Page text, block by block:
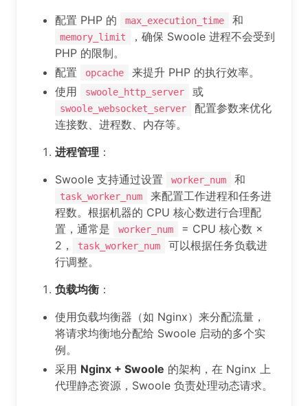
配置 PHP 的
max_execution_time 和
memory_limit
，确保 Swoole 进程不会受到
PHP 的限制。
配置
opcache
来提升 PHP 的执行效率。
使用
swoole_http_server 或
swoole_websocket_server
配置参数来优化
连接数、进程数、内存等。
进程管理 ：
Swoole 支持通过设置
worker_num 和
task_worker_num
来配置工作进程和任务进
程数。根据机器的 CPU 核心数进行合理配
置，通常是
worker_num
= CPU 核心数 ×
2，
task_worker_num
可以根据任务负载进
行调整。
负载均衡 ：
使用负载均衡器（如 Nginx）来分配流量，
将请求均衡地分配给 Swoole 启动的多个实
例。
采用 Nginx + Swoole 的架构，在 Nginx 上
代理静态资源，Swoole 负责处理动态请求。